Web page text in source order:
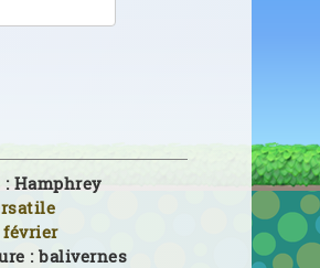
: Hamphrey
février
:balivernes